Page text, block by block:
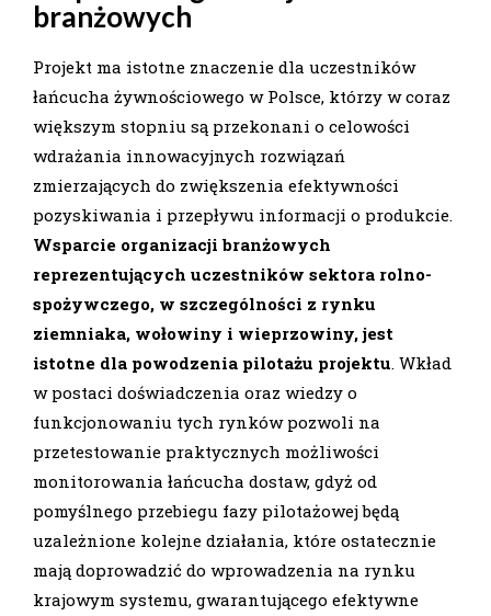
branżowych
Projekt ma istotne znaczenie dla uczestników
łańcucha żywnościowego w Polsce, którzy w coraz
większym stopniu są przekonani o celowości
wdrażania innowacyjnych rozwiązań
zmierzających do zwiększenia efektywności
pozyskiwania i przepływu informacji o produkcie.
Wsparcie organizacji branżowych
reprezentujących uczestników sektora rolno-
spożywczego, w szczególności z rynku
ziemniaka, wołowiny i wieprzowiny, jest
istotne dla powodzenia pilotażu projektu. Wkład
w postaci doświadczenia oraz wiedzy o
funkcjonowaniu tych rynków pozwoli na
przetestowanie praktycznych możliwości
monitorowania łańcucha dostaw, gdyż od
pomyślnego przebiegu fazy pilotażowej będą
uzależnione kolejne działania, które ostatecznie
mają doprowadzić do wprowadzenia na rynku
krajowym systemu, gwarantującego efektywne